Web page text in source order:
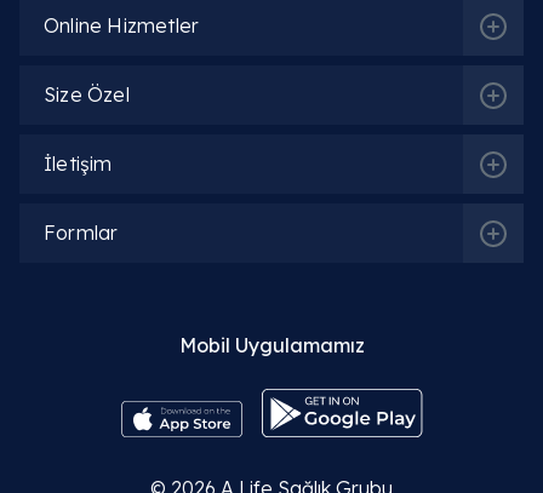
Beslenme ve Diyet | Diyetisyen
Online Hizmetler
Size Özel
İletişim
Formlar
Mobil Uygulamamız